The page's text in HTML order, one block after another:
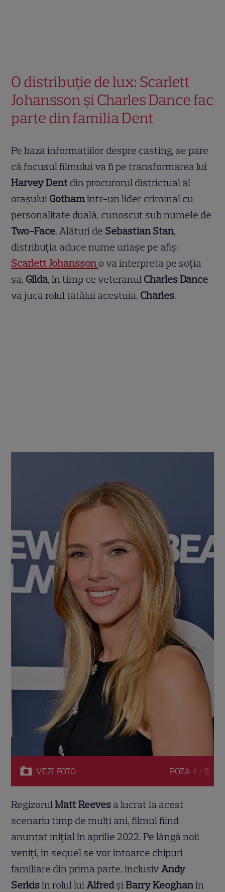
O distribuție de lux: Scarlett
Johansson și Charles Dance fac
parte din familia Dent
Pe baza informațiilor despre casting, se pare
că focusul filmului va fi pe transformarea lui
Harvey Dent din procurorul districtual al
orașului Gothamîntr-un lider criminal cu
personalitate duală, cunoscut sub numele de
Two-Face. Alături de Sebastian Stan,
distribuția aduce nume uriașe pe afiș:
Scarlett Johansson o va interpreta pe soția
sa, Gilda, în timp ce veteranul Charles Dance
va juca rolul tatălui acestuia, Charles.
VEZI FOTO POZA 1 / 5
RegizorulMatt Reeves a lucrat la acest
scenariu timp de mulți ani, filmul fiind
anunțat inițial în aprilie 2022. Pe lângă noii
veniți, în sequel se vor întoarce chipuri
familiare din prima parte, inclusivAndy
Serkisîn rolul luiAlfredșiBarry Keoghanîn